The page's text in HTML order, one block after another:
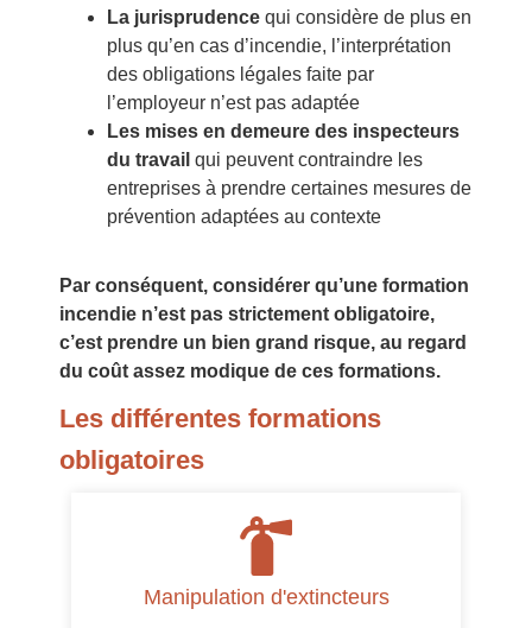
La jurisprudence qui considère de plus en
plus qu’en cas d’incendie, l’interprétation
des obligations légales faite par
l’employeur n’est pas adaptée
Les mises en demeure des inspecteurs
du travail qui peuvent contraindre les
entreprises à prendre certaines mesures de
prévention adaptées au contexte
Par conséquent, considérer qu’une formation
incendie n’est pas strictement obligatoire,
c’est prendre un bien grand risque, au regard
du coût assez modique de ces formations.
Les différentes formations
obligatoires
Manipulation d'extincteurs